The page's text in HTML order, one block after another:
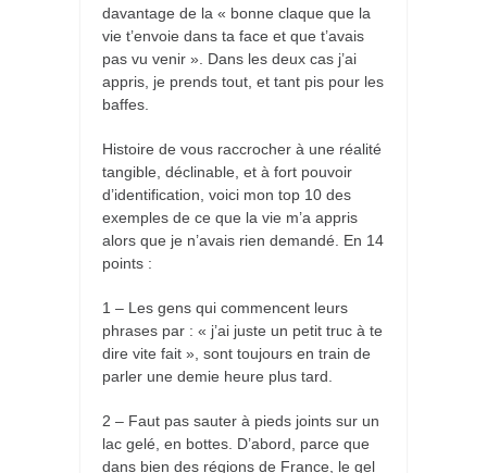
davantage de la « bonne claque que la
vie t’envoie dans ta face et que t’avais
pas vu venir ». Dans les deux cas j’ai
appris, je prends tout, et tant pis pour les
baffes.
Histoire de vous raccrocher à une réalité
tangible, déclinable, et à fort pouvoir
d’identification, voici mon top 10 des
exemples de ce que la vie m’a appris
alors que je n’avais rien demandé. En 14
points :
1 – Les gens qui commencent leurs
phrases par : « j’ai juste un petit truc à te
dire vite fait », sont toujours en train de
parler une demie heure plus tard.
2 – Faut pas sauter à pieds joints sur un
lac gelé, en bottes. D’abord, parce que
dans bien des régions de France, le gel